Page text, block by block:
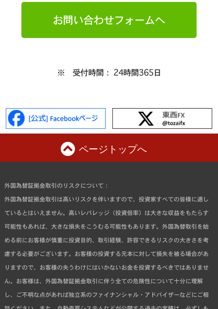
お問い合わせフォームへ
※ 受付時間： 24時間365日
ページトップへ
外国為替証拠金取引のリスクについて：
外国為替証拠金取引は高いリスクを伴いますので、投資家すべての皆様に適し
ているとはいえません。高いレバレッジ（投資倍率）は大きな収益をもたらす
可能性もあれば、大きな損失をこうむる可能性もあります。外国為替取引を始
める前にお客様が慎重に投資目的、取引経験、許容できるリスクの大きさを考
慮する必要がございます。お客様の投資する元本に対して損失を被る場合があ
りますので、お客様の失うわけにはいかないお金を投資するべきではありませ
ん。お客様は、外国為替証拠金取引に伴う全ての危険性について十分に理解
し、ご不明な点があれば独立系のファイナンシャル・アドバイザーなどにご相